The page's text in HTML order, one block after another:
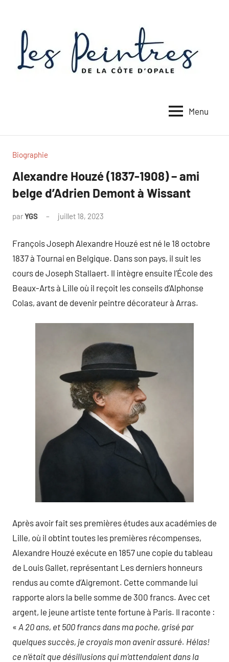
contenu
Menu
Biographie
Alexandre Houzé (1837-1908) – ami
belge d’Adrien Demont à Wissant
parYGS juillet 18, 2023
François Joseph Alexandre Houzé est né le 18 octobre
1837 à Tournai en Belgique. Dans son pays, il suit les
cours de Joseph Stallaert. Il intègre ensuite l’École des
Beaux-Arts à Lille où il reçoit les conseils d’Alphonse
Colas, avant de devenir peintre décorateur à Arras.
Après avoir fait ses premières études aux académies de
Lille, où il obtint toutes les premières récompenses,
Alexandre Houzé exécute en 1857 une copie du tableau
de Louis Gallet, représentant Les derniers honneurs
rendus au comte d’Aigremont. Cette commande lui
rapporte alors la belle somme de 300 francs. Avec cet
argent, le jeune artiste tente fortune à Paris. Il raconte :
« A 20 ans, et 500 francs dans ma poche, grisé par
quelques succès, je croyais mon avenir assuré. Hélas!
ce n’était que désillusions qui m’attendaient dans la